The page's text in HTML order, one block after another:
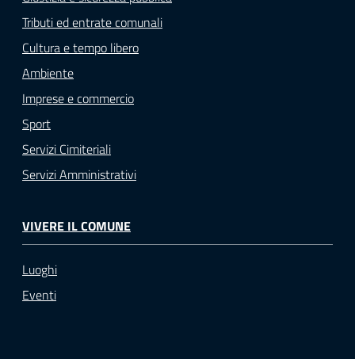
Tributi ed entrate comunali
Cultura e tempo libero
Ambiente
Imprese e commercio
Sport
Servizi Cimiteriali
Servizi Amministrativi
VIVERE IL COMUNE
Luoghi
Eventi